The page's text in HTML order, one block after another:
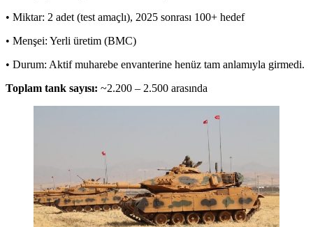
• Miktar: 2 adet (test amaçlı), 2025 sonrası 100+ hedef
• Menşei: Yerli üretim (BMC)
• Durum: Aktif muharebe envanterine henüz tam anlamıyla girmedi.
Toplam tank sayısı: ~2.200 – 2.500 arasında